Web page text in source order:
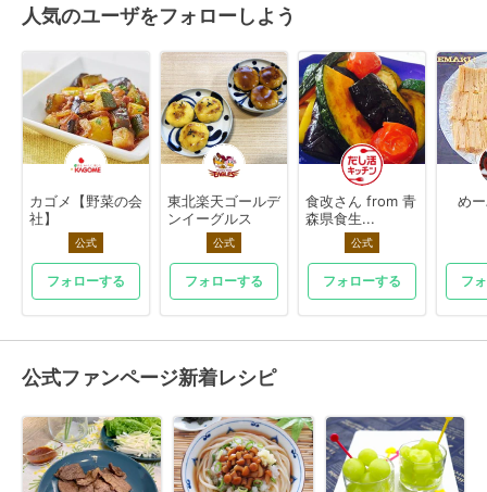
人気のユーザをフォローしよう
カゴメ【野菜の会
社】
公式
フォローする
東北楽天ゴールデ
ンイーグルス
公式
フォローする
食改さん from 青
森県食生...
公式
フォローする
め
フ
公式ファンページ新着レシピ